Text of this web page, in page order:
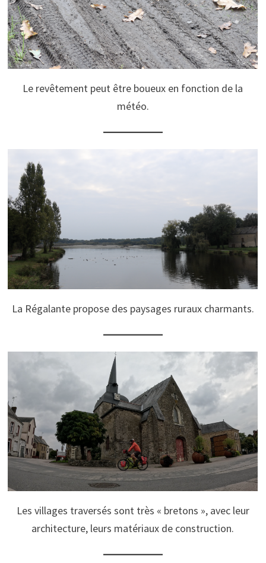
Le revêtement peut être boueux en fonction de la
météo.
La Régalante propose des paysages ruraux charmants.
Les villages traversés sont très « bretons », avec leur
architecture, leurs matériaux de construction.